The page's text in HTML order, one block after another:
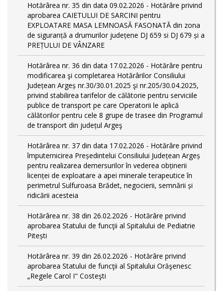
Hotărârea nr. 35 din data 09.02.2026 - Hotărâre privind
aprobarea CAIETULUI DE SARCINI pentru
EXPLOATARE MASA LEMNOASĂ FASONATĂ din zona
de siguranță a drumurilor județene DJ 659 si DJ 679 și a
PREȚULUI DE VÂNZARE
Hotărârea nr. 36 din data 17.02.2026 - Hotărâre pentru
modificarea şi completarea Hotărârilor Consiliului
Județean Argeș nr.30/30.01.2025 şi nr.205/30.04.2025,
privind stabilirea tarifelor de călătorie pentru serviciile
publice de transport pe care Operatorii le aplică
călătorilor pentru cele 8 grupe de trasee din Programul
de transport din județul Argeş
Hotărârea nr. 37 din data 17.02.2026 - Hotărâre privind
împuternicirea Președintelui Consiliului Județean Argeș
pentru realizarea demersurilor în vederea obținerii
licenței de exploatare a apei minerale terapeutice în
perimetrul Sulfuroasa Brădet, negocierii, semnării și
ridicării acesteia
Hotărârea nr. 38 din 26.02.2026 - Hotărâre privind
aprobarea Statului de funcţii al Spitalului de Pediatrie
Pitești
Hotărârea nr. 39 din 26.02.2026 - Hotărâre privind
aprobarea Statului de funcţii al Spitalului Orăşenesc
„Regele Carol I" Costeşti